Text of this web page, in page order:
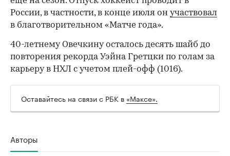
00:00
России, в частности, в конце июля он участвовал
в благотворительном «Матче года».
40-летнему Овечкину осталось десять шайб до
повторения рекорда Уэйна Гретцки по голам за
карьеру в НХЛ с учетом плей-офф (1016).
Оставайтесь на связи с РБК в «Максе».
Авторы